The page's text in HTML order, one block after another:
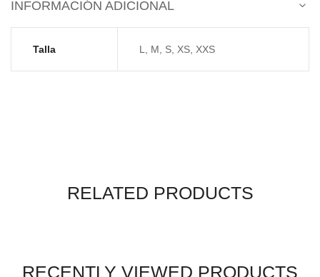
INFORMACIÓN ADICIONAL
Talla L, M, S, XS, XXS
RELATED PRODUCTS
RECENTLY VIEWED PRODUCTS